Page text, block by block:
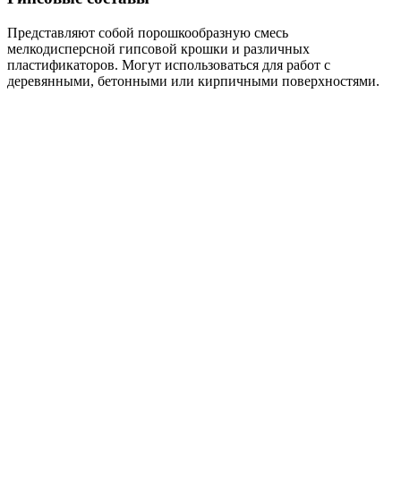
Представляют собой порошкообразную смесь
мелкодисперсной гипсовой крошки и различных
пластификаторов. Могут использоваться для работ с
деревянными, бетонными или кирпичными поверхностями.